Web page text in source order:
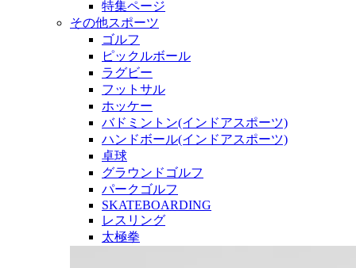
特集ページ
その他スポーツ
ゴルフ
ピックルボール
ラグビー
フットサル
ホッケー
バドミントン(インドアスポーツ)
ハンドボール(インドアスポーツ)
卓球
グラウンドゴルフ
パークゴルフ
SKATEBOARDING
レスリング
太極拳